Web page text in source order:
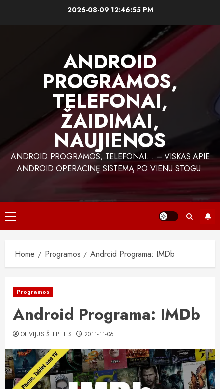
2026-08-09 12:46:56 PM
ANDROID
PROGRAMOS,
TELEFONAI,
ŽAIDIMAI,
NAUJIENOS
ANDROID PROGRAMOS, TELEFONAI… – VISKAS APIE
ANDROID OPERACINĘ SISTEMĄ PO VIENU STOGU.
Primary
Menu
Home Programos Android Programa: IMDb
Programos
Android Programa: IMDb
OLIVIJUS ŠLEPETIS 2011-11-06